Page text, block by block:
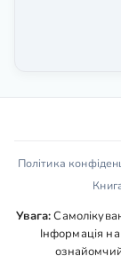
Політика
Увага:
Інформація